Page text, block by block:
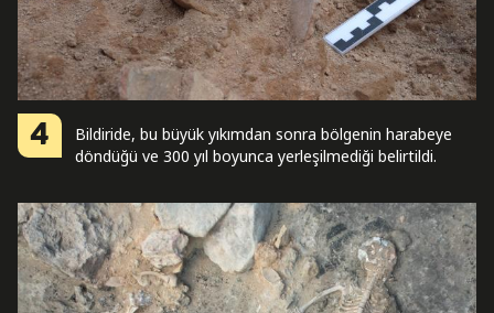
4
Bildiride, bu büyük yıkımdan sonra bölgenin harabeye
döndüğü ve 300 yıl boyunca yerleşilmediği belirtildi.